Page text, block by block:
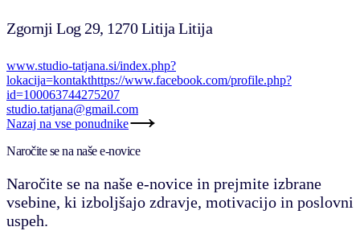
Zgornji Log 29, 1270 Litija Litija
www.studio-tatjana.si/index.php?
lokacija=kontakthttps://www.facebook.com/profile.php?
id=100063744275207
studio.tatjana@gmail.com
Nazaj na vse ponudnike
Naročite se na naše e-novice
Naročite se na naše e-novice in prejmite izbrane
vsebine, ki izboljšajo zdravje, motivacijo in poslovni
uspeh.